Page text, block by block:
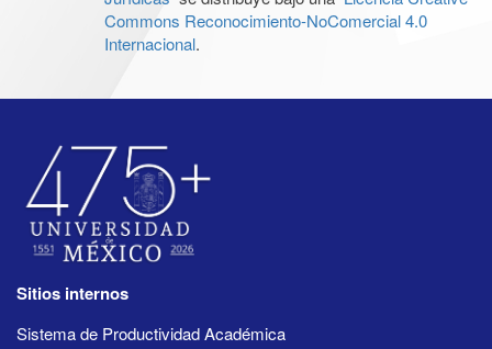
Commons Reconocimiento-NoComercial 4.0
Internacional.
Sitios internos
Sistema de Productividad Académica